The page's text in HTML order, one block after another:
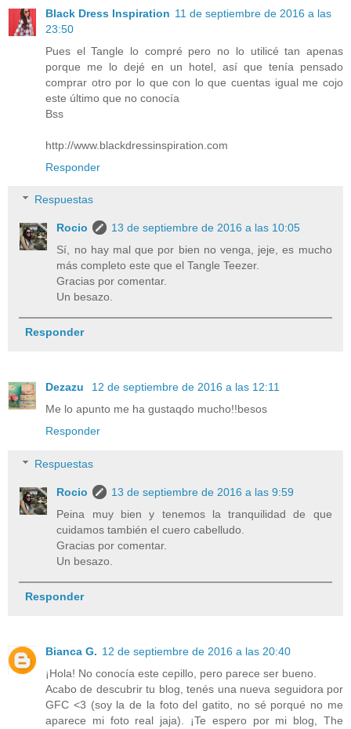
Black Dress Inspiration 11 de septiembre de 2016 a las
23:50
Pues el Tangle lo compré pero no lo utilicé tan apenas
porque me lo dejé en un hotel, así que tenía pensado
comprar otro por lo que con lo que cuentas igual me cojo
este último que no conocía
Bss
http://www.blackdressinspiration.com
Responder
Respuestas
Rocio
13 de septiembre de 2016 a las 10:05
Sí, no hay mal que por bien no venga, jeje, es mucho
más completo este que el Tangle Teezer.
Gracias por comentar.
Un besazo.
Responder
Dezazu
12 de septiembre de 2016 a las 12:11
Me lo apunto me ha gustaqdo mucho!!besos
Responder
Respuestas
Rocio
13 de septiembre de 2016 a las 9:59
Peina muy bien y tenemos la tranquilidad de que
cuidamos también el cuero cabelludo.
Gracias por comentar.
Un besazo.
Responder
Bianca G. 12 de septiembre de 2016 a las 20:40
¡Hola! No conocía este cepillo, pero parece ser bueno.
Acabo de descubrir tu blog, tenés una nueva seguidora por
GFC <3 (soy la de la foto del gatito, no sé porqué no me
aparece mi foto real jaja). ¡Te espero por mi blog, The